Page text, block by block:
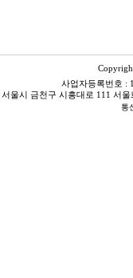
사업자등록번호 :
서울시 금천구 시흥대로 111 서
통